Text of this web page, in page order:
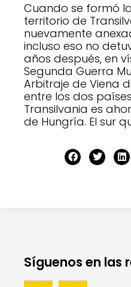
Cuando se formó
territorio de
nuevamente
incluso eso no
años después, en
Segunda Guerra
Arbitraje de Viena
entre los dos
Transilvania es
de Hungría. El sur
Síguenos en las